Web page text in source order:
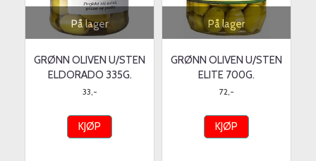
På lager
GRØNN OLIVEN U/STEN
ELDORADO 335G.
33,-
KJØP
På lager
GRØNN OLIVEN U/STEN
ELITE 700G.
72,-
KJØP